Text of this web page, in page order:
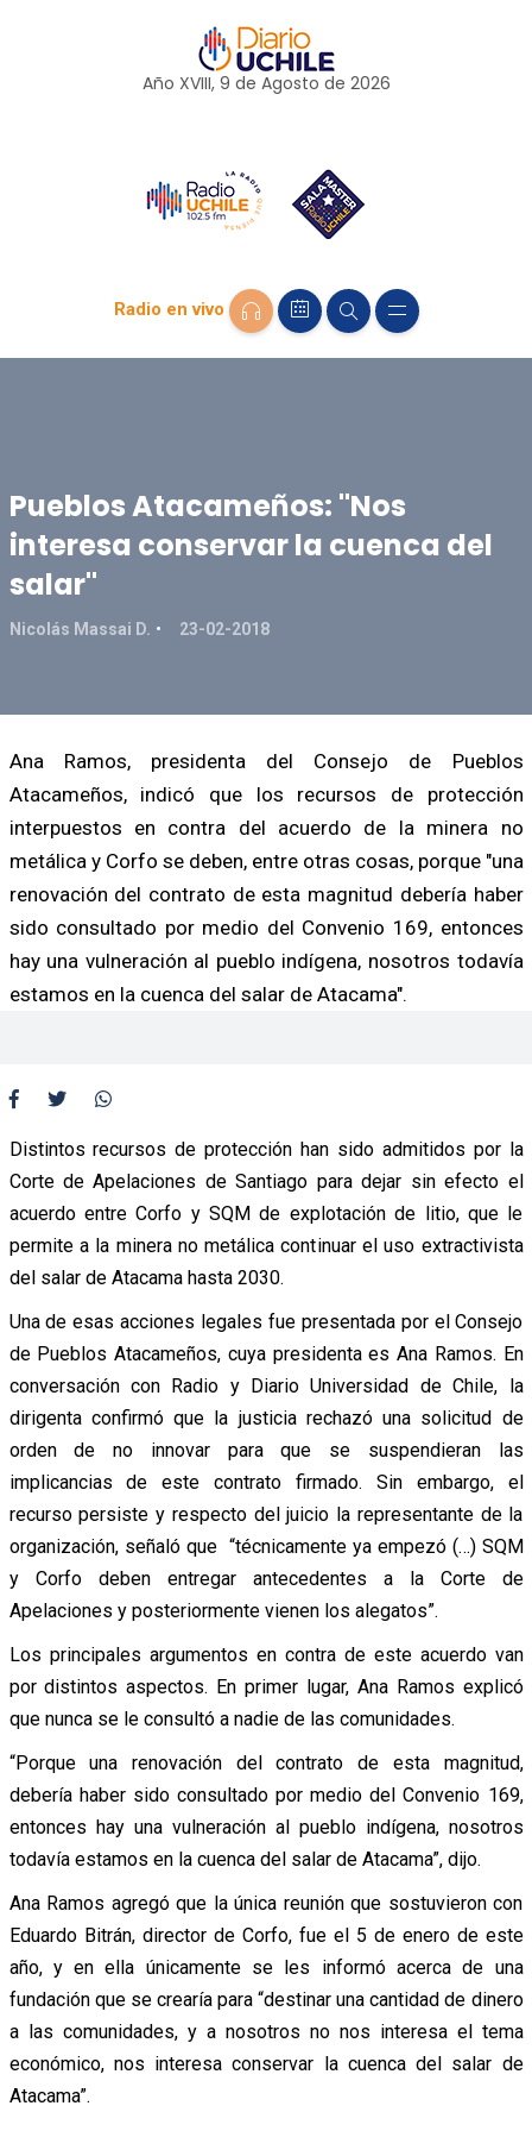
Año XVIII, 9 de Agosto de 2026
Radio en vivo
Pueblos Atacameños: "Nos
interesa conservar la cuenca del
salar"
Nicolás Massai D. 23-02-2018
Ana Ramos, presidenta del Consejo de Pueblos
Atacameños, indicó que los recursos de protección
interpuestos en contra del acuerdo de la minera no
metálica y Corfo se deben, entre otras cosas, porque "una
renovación del contrato de esta magnitud debería haber
sido consultado por medio del Convenio 169, entonces
hay una vulneración al pueblo indígena, nosotros todavía
estamos en la cuenca del salar de Atacama".
Distintos recursos de protección han sido admitidos por la
Corte de Apelaciones de Santiago para dejar sin efecto el
acuerdo entre Corfo y SQM de explotación de litio, que le
permite a la minera no metálica continuar el uso extractivista
del salar de Atacama hasta 2030.
Una de esas acciones legales fue presentada por el Consejo
de Pueblos Atacameños, cuya presidenta es Ana Ramos. En
conversación con Radio y Diario Universidad de Chile, la
dirigenta confirmó que la justicia rechazó una solicitud de
orden de no innovar para que se suspendieran las
implicancias de este contrato firmado. Sin embargo, el
recurso persiste y respecto del juicio la representante de la
organización, señaló que “técnicamente ya empezó (…) SQM
y Corfo deben entregar antecedentes a la Corte de
Apelaciones y posteriormente vienen los alegatos”.
Los principales argumentos en contra de este acuerdo van
por distintos aspectos. En primer lugar, Ana Ramos explicó
que nunca se le consultó a nadie de las comunidades.
“Porque una renovación del contrato de esta magnitud,
debería haber sido consultado por medio del Convenio 169,
entonces hay una vulneración al pueblo indígena, nosotros
todavía estamos en la cuenca del salar de Atacama”, dijo.
Ana Ramos agregó que la única reunión que sostuvieron con
Eduardo Bitrán, director de Corfo, fue el 5 de enero de este
año, y en ella únicamente se les informó acerca de una
fundación que se crearía para “destinar una cantidad de dinero
a las comunidades, y a nosotros no nos interesa el tema
económico, nos interesa conservar la cuenca del salar de
Atacama”.